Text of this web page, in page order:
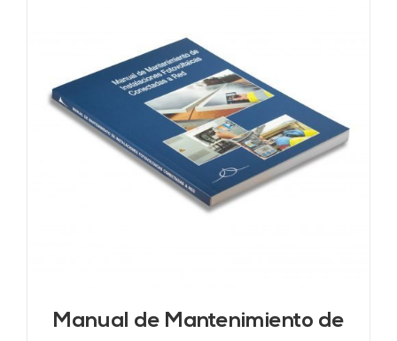
Manual de Mantenimiento de